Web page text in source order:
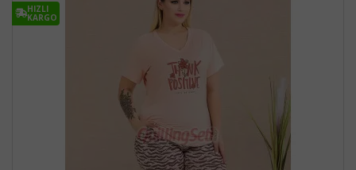
HIZLI
KARGO